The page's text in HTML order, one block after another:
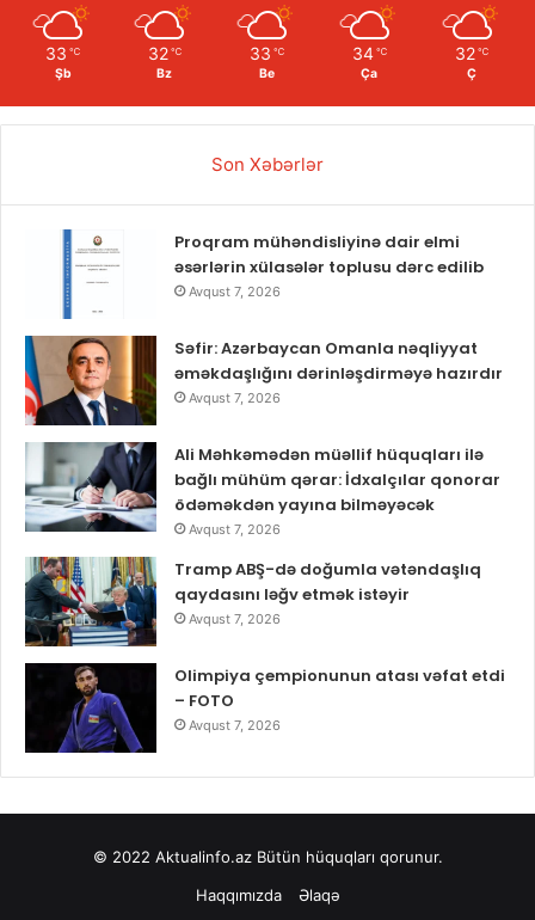
33 ℃
Şb
32 ℃
Bz
33 ℃
Be
34 ℃
Ça
32 ℃
Ç
Son Xəbərlər
Proqram mühəndisliyinə dair elmi
əsərlərin xülasələr toplusu dərc edilib
Avqust 7, 2026
Səfir: Azərbaycan Omanla nəqliyyat
əməkdaşlığını dərinləşdirməyə hazırdır
Avqust 7, 2026
Ali Məhkəmədən müəllif hüquqları ilə
bağlı mühüm qərar: İdxalçılar qonorar
ödəməkdən yayına bilməyəcək
Avqust 7, 2026
Tramp ABŞ-də doğumla vətəndaşlıq
qaydasını ləğv etmək istəyir
Avqust 7, 2026
Olimpiya çempionunun atası vəfat etdi
– FOTO
Avqust 7, 2026
© 2022 Aktualinfo.azBütün hüquqları qorunur.
Haqqımızda
Əlaqə